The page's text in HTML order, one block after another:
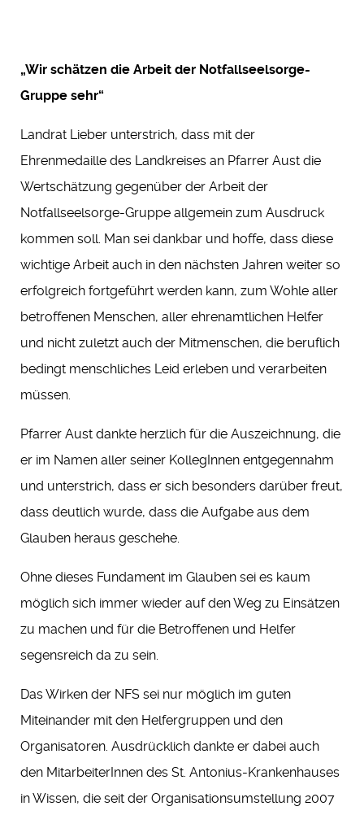
„Wir schätzen die Arbeit der Notfallseelsorge-
Gruppe sehr“
Landrat Lieber unterstrich, dass mit der
Ehrenmedaille des Landkreises an Pfarrer Aust die
Wertschätzung gegenüber der Arbeit der
Notfallseelsorge-Gruppe allgemein zum Ausdruck
kommen soll. Man sei dankbar und hoffe, dass diese
wichtige Arbeit auch in den nächsten Jahren weiter so
erfolgreich fortgeführt werden kann, zum Wohle aller
betroffenen Menschen, aller ehrenamtlichen Helfer
und nicht zuletzt auch der Mitmenschen, die beruflich
bedingt menschliches Leid erleben und verarbeiten
müssen.
Pfarrer Aust dankte herzlich für die Auszeichnung, die
er im Namen aller seiner KollegInnen entgegennahm
und unterstrich, dass er sich besonders darüber freut,
dass deutlich wurde, dass die Aufgabe aus dem
Glauben heraus geschehe.
Ohne dieses Fundament im Glauben sei es kaum
möglich sich immer wieder auf den Weg zu Einsätzen
zu machen und für die Betroffenen und Helfer
segensreich da zu sein.
Das Wirken der NFS sei nur möglich im guten
Miteinander mit den Helfergruppen und den
Organisatoren. Ausdrücklich dankte er dabei auch
den MitarbeiterInnen des St. Antonius-Krankenhauses
in Wissen, die seit der Organisationsumstellung 2007